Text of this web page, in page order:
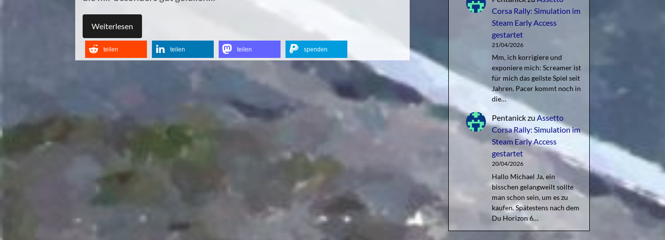
Weiterlesen
teilen teilen teilen spenden
Corsa Rally: Simulation im
Steam Early Access
gestartet
21/04/2026
Mm, ich korrigiere und
exponiere mich: Screamer ist
für mich das geilste Spiel seit
Jahren. Pacer kommt noch in
die…
Pentanickzu Assetto
Corsa Rally: Simulation im
Steam Early Access
gestartet
20/04/2026
Hallo Michael Ja, ein
bisschen gelangweilt sollte
man schon sein, um es zu
kaufen. Spätestens nach dem
Du Horizon 6…